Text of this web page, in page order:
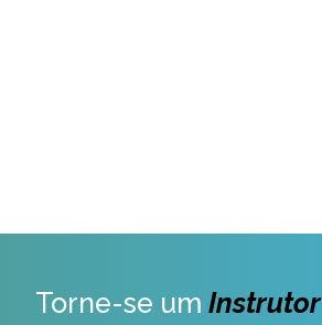
Torne-se um Instrutor